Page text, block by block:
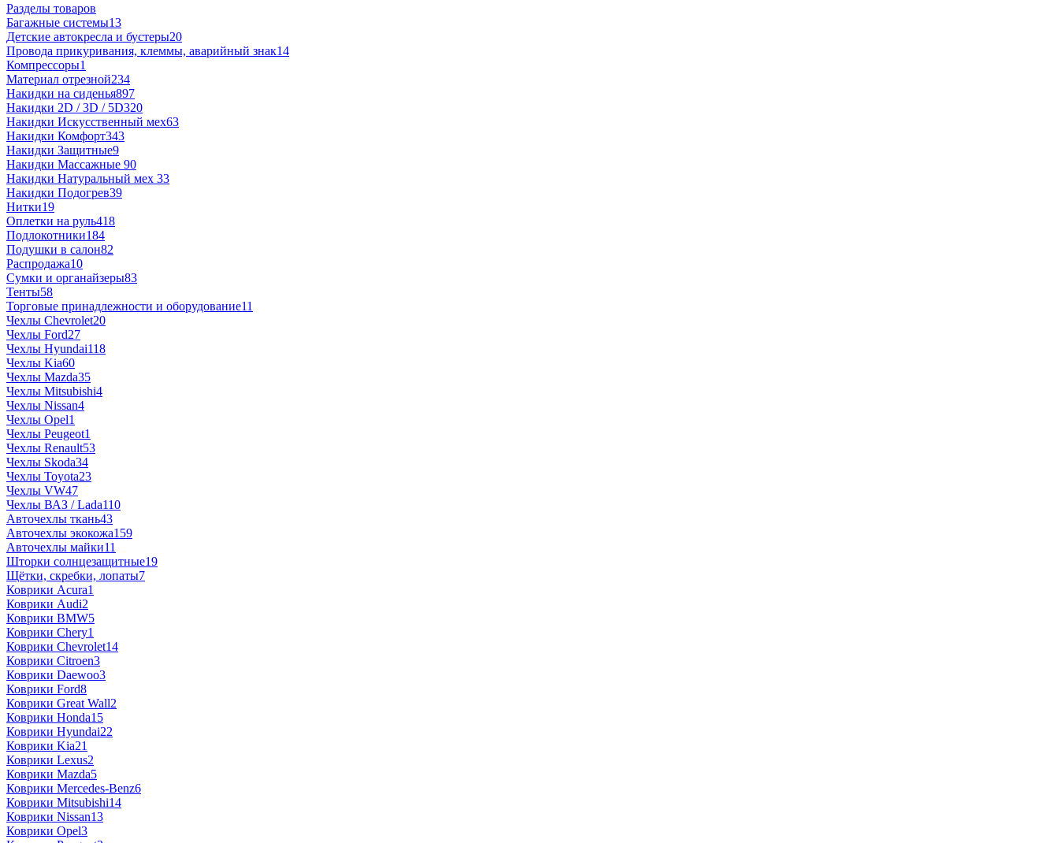
Разделы товаров
Багажные системы13
Детские автокресла и бустеры20
Провода прикуривания, клеммы, аварийный знак14
Компрессоры1
Материал отрезной234
Накидки на сиденья897
Накидки 2D / 3D / 5D320
Накидки Искусственный мех63
Накидки Комфорт343
Накидки Защитные9
Накидки Массажные 90
Накидки Натуральный мех 33
Накидки Подогрев39
Нитки19
Оплетки на руль418
Подлокотники184
Подушки в салон82
Распродажа10
Сумки и органайзеры83
Тенты58
Торговые принадлежности и оборудование11
Чехлы Chevrolet20
Чехлы Ford27
Чехлы Hyundai118
Чехлы Kia60
Чехлы Mazda35
Чехлы Mitsubishi4
Чехлы Nissan4
Чехлы Opel1
Чехлы Peugeot1
Чехлы Renault53
Чехлы Skoda34
Чехлы Toyota23
Чехлы VW47
Чехлы ВАЗ / Lada110
Авточехлы ткань43
Авточехлы экокожа159
Авточехлы майки11
Шторки солнцезащитные19
Щётки, скребки, лопаты7
Коврики Acura1
Коврики Audi2
Коврики BMW5
Коврики Chery1
Коврики Chevrolet14
Коврики Citroen3
Коврики Daewoo3
Коврики Ford8
Коврики Great Wall2
Коврики Honda15
Коврики Hyundai22
Коврики Kia21
Коврики Lexus2
Коврики Mazda5
Коврики Mercedes-Benz6
Коврики Mitsubishi14
Коврики Nissan13
Коврики Opel3